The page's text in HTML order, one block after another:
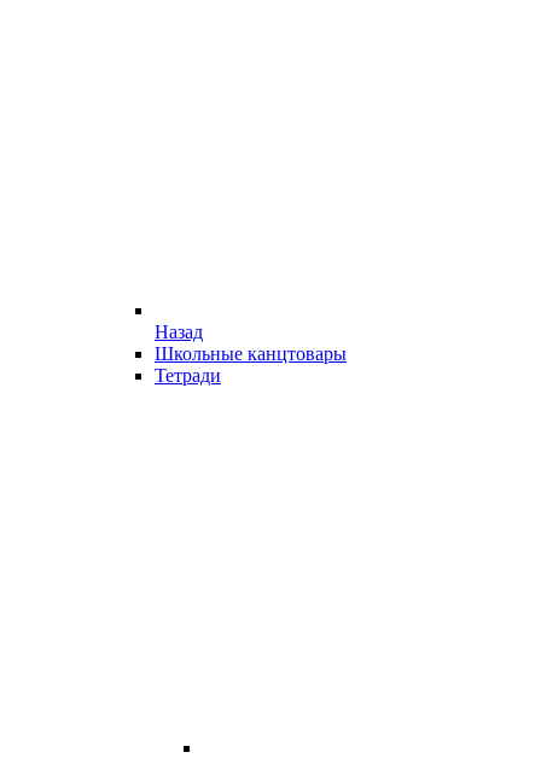
Назад
Школьные канцтовары
Тетради